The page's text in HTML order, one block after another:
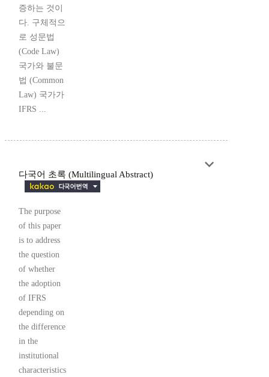
증하는 것이
다. 구체적으
로 성문법
(Code Law)
국가와 불문
법 (Common
Law) 국가가
IFRS ...
다국어 초록 (Multilingual Abstract)
The purpose
of this paper
is to address
the question
of whether
the adoption
of IFRS
depending on
the difference
in the
institutional
characteristics